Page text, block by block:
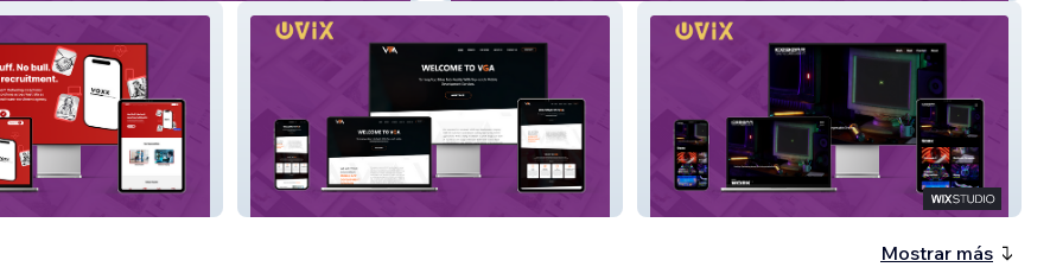
Icebear Division
Mostrar más